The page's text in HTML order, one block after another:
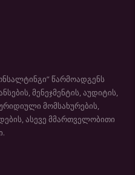
წარმოადგენს
მენეჯმენტის, აუდიტის,
მომსახურების,
ასევე მმართველობითი